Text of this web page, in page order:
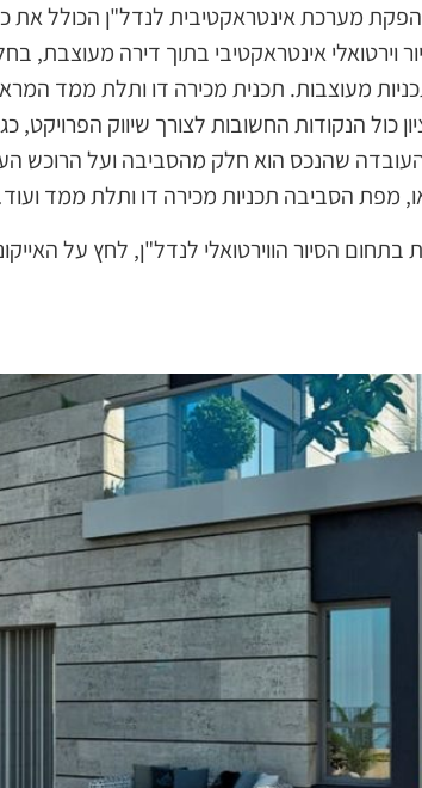
להפקת מערכת אינטראקטיבית לנדל"ן הכולל את
וירטואלי אינטראקטיבי בתוך דירה מעוצבת,
מעוצבות. תכנית מכירה דו ותלת ממד
הסביבה מגובה 100-200 מטר וציון כול הנקודות החשובות
שהנכס הוא חלק מהסביבה ועל הרוכש
מפת הסביבה תכניות מכירה דו ותלת ממד
הסיור הווירטואלי לנדל"ן, לחץ על